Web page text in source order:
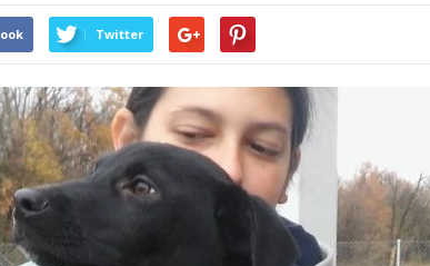
Twitter